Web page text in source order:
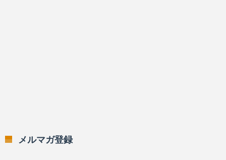
メルマガ登録